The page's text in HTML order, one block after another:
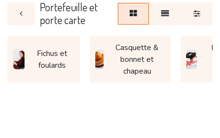
Portefeuille et
porte carte
Fichus et
foulards
Casquette &
bonnet et
chapeau